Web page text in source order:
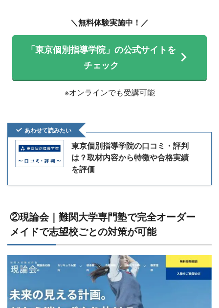
＼無料体験実施中！／
「東京個別指導学院」の公式サイトを
チェック
※オンラインでも受講可能
あわせて読みたい
東京個別指導学院の口コミ・評判
は？取材内容から特徴や合格実績
を評価
②現論会｜難関大学専門塾で完全オーダー
メイドで志望校ごとの対策が可能